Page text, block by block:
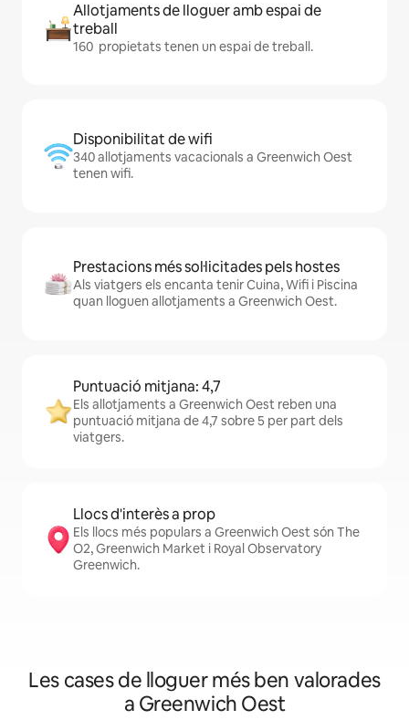
Allotjaments de lloguer amb espai de
treball
160 propietats tenen un espai de treball.
Disponibilitat de wifi
340 allotjaments vacacionals a Greenwich Oest
tenen wifi.
Prestacions més sol·licitades pels hostes
Als viatgers els encanta tenir Cuina, Wifi i Piscina
quan lloguen allotjaments a Greenwich Oest.
Puntuació mitjana: 4,7
Els allotjaments a Greenwich Oest reben una
puntuació mitjana de 4,7 sobre 5 per part dels
viatgers.
Llocs d'interès a prop
Els llocs més populars a Greenwich Oest són The
O2, Greenwich Market i Royal Observatory
Greenwich.
Les cases de lloguer més ben valorades
a Greenwich Oest